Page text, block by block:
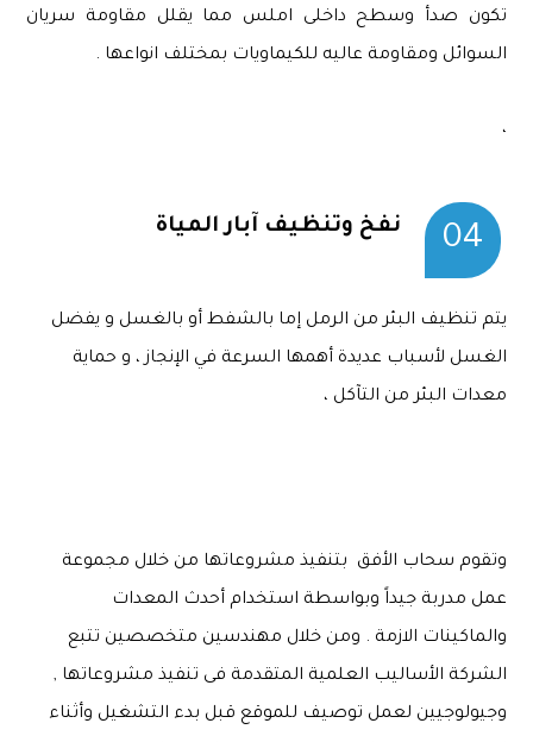
تكون صدأ وسطح داخلى املس مما يقلل مقاومة سريان
السوائل ومقاومة عاليه للكيماويات بمختلف انواعها .
،
04 نفخ وتنظيف آبار المياة
يتم تنظيف البئر من الرمل إما بالشفط أو بالغسل و يفضل
الغسل لأسباب عديدة أهمها السرعة في الإنجاز ، و حماية
معدات البئر من التآكل ،
وتقوم سحاب الأفق بتنفيذ مشروعاتها من خلال مجموعة
عمل مدربة جيداً وبواسطة استخدام أحدث المعدات
والماكينات الازمة . ومن خلال مهندسين متخصصين تتبع
الشركة الأساليب العلمية المتقدمة فى تنفيذ مشروعاتها ,
وجيولوجيين لعمل توصيف للموقع قبل بدء التشغيل وأثناء